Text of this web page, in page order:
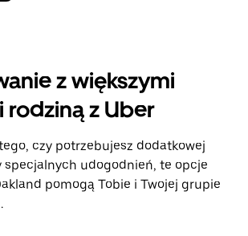
z większymi
rodziną z Uber
czy potrzebujesz dodatkowej
specjalnych udogodnień, te opcje
pomogą Tobie i Twojej grupie